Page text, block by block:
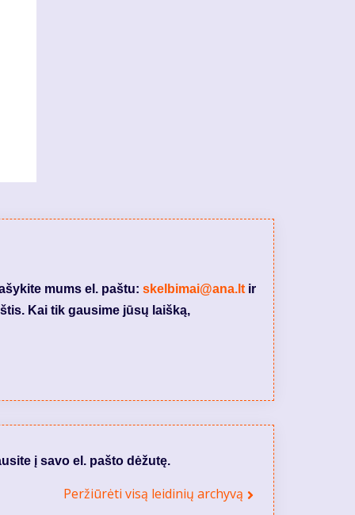
mums el. paštu: skelbimai@ana.ltir
Kai tik gausime jūsų laišką,
į savo el. pašto dėžutę.
Peržiūrėti visą leidinių archyvą